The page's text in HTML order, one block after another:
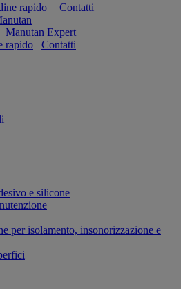
rapido Contatti
Manutan Expert
rapido
Contatti
e silicone
per isolamento, insonorizzazione e